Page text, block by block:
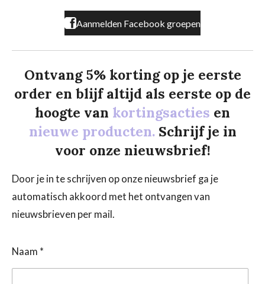
Aanmelden Facebook groepen
Ontvang 5% korting op je eerste
order en blijf altijd als eerste op de
hoogte van kortingsacties en
nieuwe producten. Schrijf je in
voor onze nieuwsbrief!
Door je in te schrijven op onze nieuwsbrief ga je
automatisch akkoord met het ontvangen van
nieuwsbrieven per mail.
Naam *